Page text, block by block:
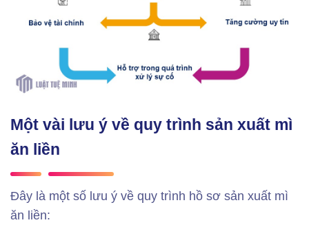
Một vài lưu ý về quy trình sản xuất mì
ăn liền
Đây là một số lưu ý về quy trình hồ sơ sản xuất mì
ăn liền: